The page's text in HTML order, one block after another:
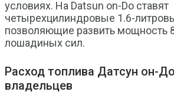
условиях. На Datsun on-Do ставят
четырехцилиндровые 1.6-
позволяющие развить мощность
лошадиных сил.
Расход топлива Датсун он-
владельцев